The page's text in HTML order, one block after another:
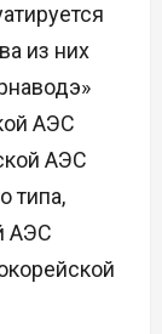
из них
АЭС
АЭС
типа,
АЭС